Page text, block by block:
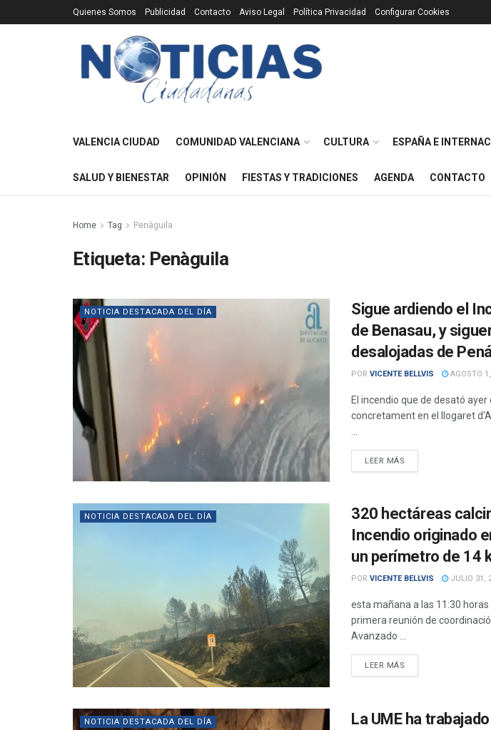
Quienes Somos Publicidad Contacto Aviso Legal Política Privacidad Configurar Cookies
VALENCIA CIUDAD COMUNIDAD VALENCIANA CULTURA ESPAÑA E
SALUD Y BIENESTAR OPINIÓN FIESTAS Y TRADICIONES AGENDA CONTACTO
Home Tag Penàguila
Etiqueta: Penàguila
NOTICIA DESTACADA DEL DÍA
Sigue ardiendo el
de Benasau, y
desalojadas de
POR VICENTE BELLVIS AGOSTO
El incendio que de desató
concretament en el llogaret
LEER MÁS
NOTICIA DESTACADA DEL DÍA
320 hectáreas
Incendio originado
un perímetro de 14
POR VICENTE BELLVIS JULIO 31,
esta mañana a las 11:30
primera reunión de
Avanzado ...
LEER MÁS
NOTICIA DESTACADA DEL DÍA
La UME ha